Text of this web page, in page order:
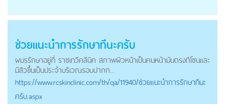
ช่วยแนะนำการรักษาทีนะครับ
ผมรรักษาอยู่ที่ ราชเทวีคลีนิค สภาพผิวหน้าเป็นคนหน้ามันตรงทีโซนและ
มีสิวขึ้นเป็นประจำบริเวณรอบปากก...
https://www.rcskinclinic.com/th/qa/11940/ช่วยแนะนำการรักษาทีนะ
ครับ.aspx